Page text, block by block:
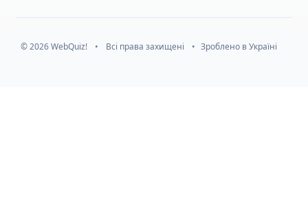
© 2026 WebQuiz! • Всі права захищені • Зроблено в Україні